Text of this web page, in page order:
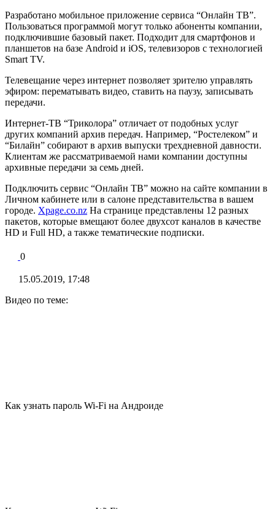
Разработано мобильное приложение сервиса “Онлайн ТВ”.
Пользоваться программой могут только абоненты компании,
подключившие базовый пакет. Подходит для смартфонов и
планшетов на базе Android и iOS, телевизоров с технологией
Smart TV.
Телевещание через интернет позволяет зрителю управлять
эфиром: перематывать видео, ставить на паузу, записывать
передачи.
Интернет-ТВ “Триколора” отличает от подобных услуг
других компаний архив передач. Например, “Ростелеком” и
“Билайн” собирают в архив выпуски трехдневной давности.
Клиентам же рассматриваемой нами компании доступны
архивные передачи за семь дней.
Подключить сервис “Онлайн ТВ” можно на сайте компании в
Личном кабинете или в салоне представительства в вашем
городе. Xpage.co.nz На странице представлены 12 разных
пакетов, которые вмещают более двухсот каналов в качестве
HD и Full HD, а также тематические подписки.
0
15.05.2019, 17:48
Видео по теме:
Как узнать пароль Wi-Fi на Андроиде